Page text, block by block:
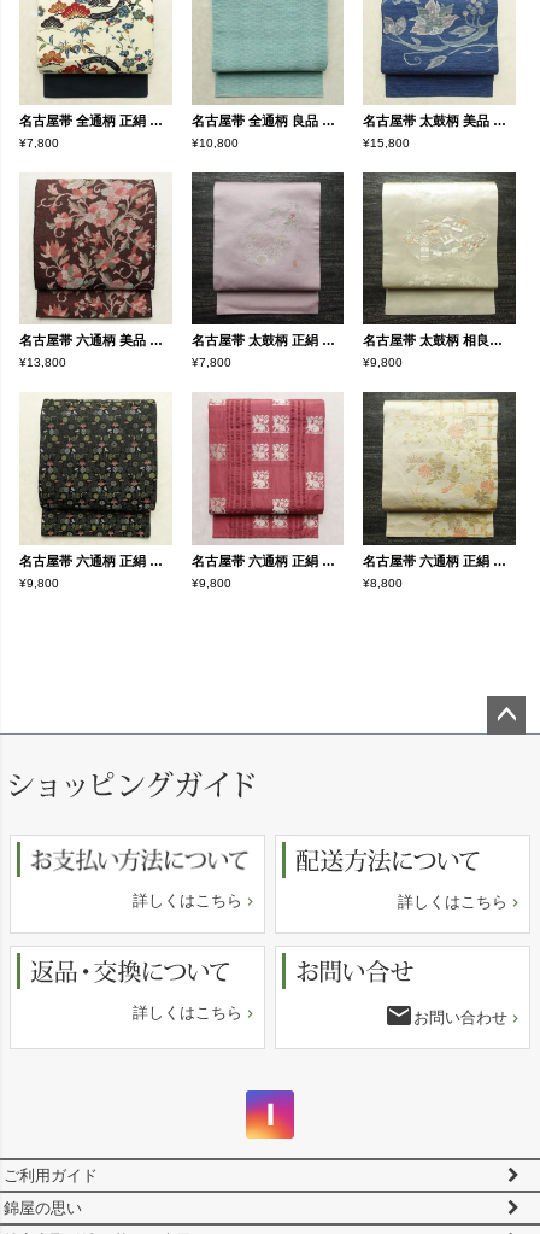
名古屋帯 全通柄 正絹 古典柄 名古屋仕立て なごや帯 リサイクル帯 帯 クリーム
¥7,800
名古屋帯 全通柄 良品 夏用 混紡 縞柄・線柄 松葉仕立て なごや帯 リサイクル帯 帯 青・紺
¥10,800
名古屋帯 太鼓柄 美品 正絹 花柄 松葉仕立て なごや帯 リサイクル帯 帯 青・紺
¥15,800
名古屋帯 六通柄 美品 正絹 花柄 松葉仕立て なごや帯 リサイクル帯 帯 未使用品 紬地 茶
¥13,800
名古屋帯 太鼓柄 正絹 木の葉・植物柄 名古屋仕立て なごや帯 リサイクル帯 帯 銀糸 紫・藤色
¥7,800
名古屋帯 太鼓柄 相良刺繍 正絹 古典柄 名古屋仕立て なごや帯 リサイクル帯 帯 刺繍 箔 クリーム
¥9,800
名古屋帯 六通柄 正絹 古典柄 通し仕立て なごや帯 リサイクル帯 比翼仕立て 帯 黒
¥9,800
名古屋帯 六通柄 正絹 人物・動物柄 名古屋仕立て なごや帯 リサイクル帯 帯 洒落 ピンク
¥9,800
名古屋帯 六通柄 正絹 花柄 名古屋仕立て なごや帯 リサイクル帯 帯 箔 金糸 ベージュ
¥8,800
詳しくはこちら 詳しくはこちら
詳しくはこちら email お問い合わせ
ご利用ガイド
錦屋の思い